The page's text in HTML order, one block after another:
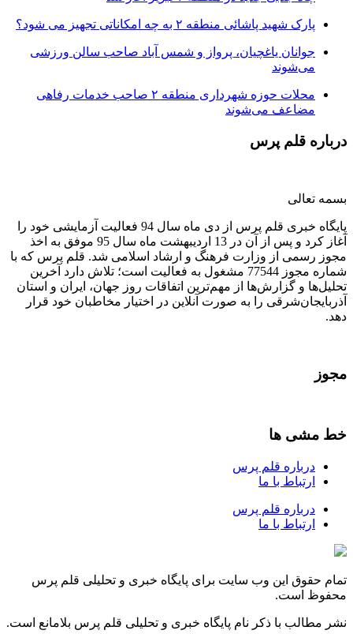
پارک شهید پاشائی منطقه ۲ به چه امکاناتی تجهیز می شود؟
جوانان یاغچیان، پرواز و شمس آباد صاحب سالن ورزشی
می‌شوند
محلات حوزه شهرداری منطقه ۲ صاحب خدمات رفاهی
مضاعف می‌شوند
درباره قلم پرس
بسمه تعالی
پایگاه خبری قلم پرس از دی ماه سال 94 فعالیت آزمایشی خود را
آغاز کرد و پس از آن در 13 اردیبهشت ماه سال 95 موفق به اخذ
مجوز رسمی از وزارت فرهنگ و ارشاد اسلامی شد. قلم پرس که با
شماره مجوز 77544 مشغول به فعالیت است؛ تلاش دارد آخرین
تحلیل‌ها و گزارش‌ها از مهم‌ترین اتفاقات روز جهان، ایران و استان
آذربایجان‌شرقی را به صورت آنلاین در اختیار مخاطبان خود قرار
دهد.
مجوز
خط مشی ها
درباره قلم پرس
ارتباط با ما
درباره قلم پرس
ارتباط با ما
تمام حقوق این وب سایت برای پایگاه خبری و تحلیلی قلم پرس
محفوظ است.
نشر مطالب با ذکر نام پایگاه خبری و تحلیلی قلم پرس بلامانع است.